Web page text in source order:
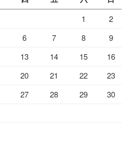
1
2
6 7 8
9
13 14 15
16
20 21 22
23
27 28 29
30